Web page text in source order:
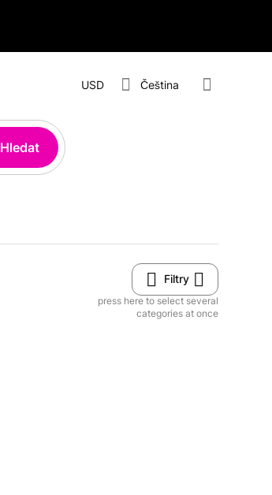
USD Čeština
Hledat
Filtry
press here to select several
categories at once